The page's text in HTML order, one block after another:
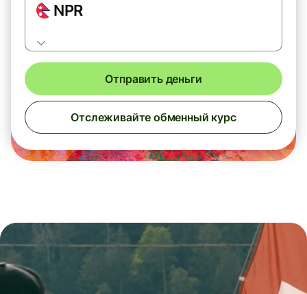
NPR
Отправить деньги
Отслеживайте обменный курс